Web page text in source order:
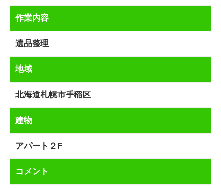
作業内容
遺品整理
地域
北海道札幌市手稲区
建物
アパート２F
コメント